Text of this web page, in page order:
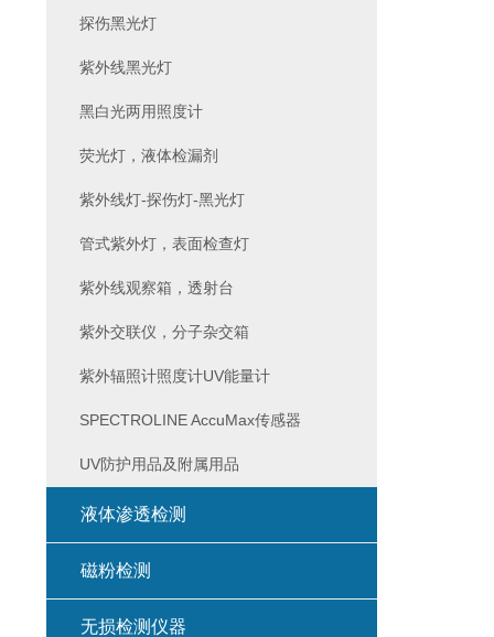
探伤黑光灯
紫外线黑光灯
黑白光两用照度计
荧光灯，液体检漏剂
紫外线灯-探伤灯-黑光灯
管式紫外灯，表面检查灯
紫外线观察箱，透射台
紫外交联仪，分子杂交箱
紫外辐照计照度计UV能量计
SPECTROLINE AccuMax传感器
UV防护用品及附属用品
液体渗透检测
磁粉检测
无损检测仪器